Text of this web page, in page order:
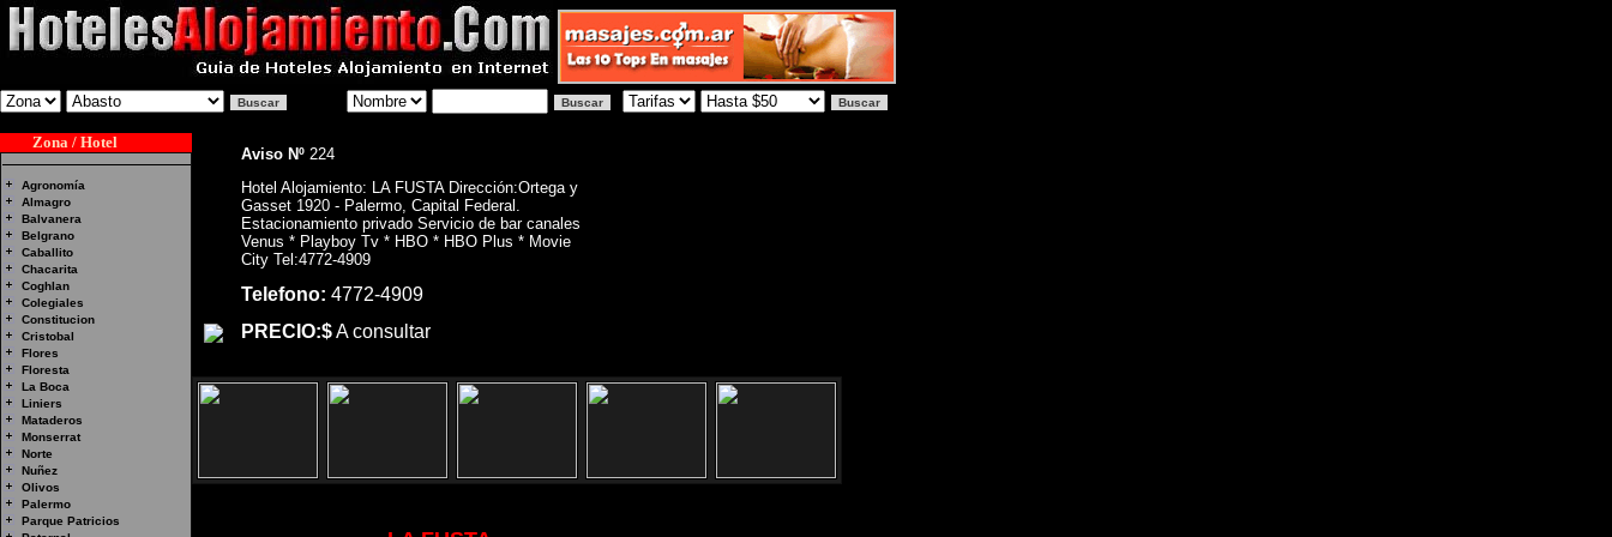
Zona / Hotel
Agronomía
Almagro
Balvanera
Belgrano
Caballito
Chacarita
Coghlan
Colegiales
Constitucion
Cristobal
Flores
Floresta
La Boca
Liniers
Mataderos
Monserrat
Norte
Nuñez
Olivos
Palermo
Parque Patricios
Aviso Nº 224
Hotel Alojamiento: LA FUSTA Dirección:Ortega y
Gasset 1920 - Palermo, Capital Federal.
Estacionamiento privado Servicio de bar canales
Venus * Playboy Tv * HBO * HBO Plus * Movie
City Tel:4772-4909
Telefono: 4772-4909
PRECIO:$A consultar